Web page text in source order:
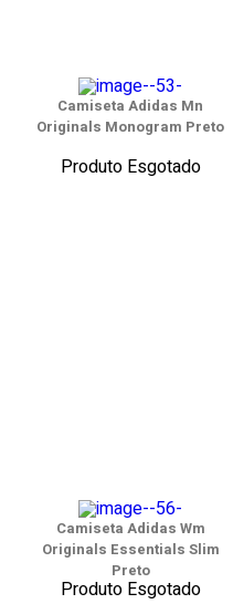
Camiseta Adidas Mn
Originals Monogram Preto
Produto Esgotado
Camiseta Adidas Wm
Originals Essentials Slim
Preto
Produto Esgotado